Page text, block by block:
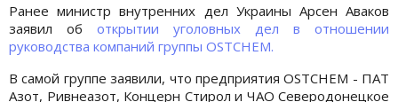
Ранее министр внутренних дел Украины Арсен Аваков
заявил об открытии уголовных дел в отношении
руководства компаний группы OSTCHEM.
В самой группе заявили, что предприятия OSTCHEM - ПАТ
Азот, Ривнеазот, Концерн Стирол и ЧАО Северодонецкое